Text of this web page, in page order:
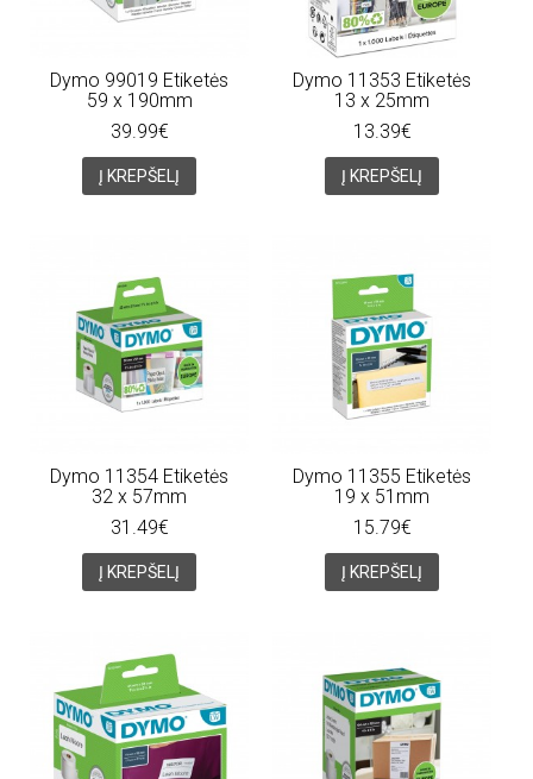
Dymo 99019 Etiketės
59 x 190mm
39.99€
Į KREPŠELĮ
Dymo 11353 Etiketės
13 x 25mm
13.39€
Į KREPŠELĮ
Dymo 11354 Etiketės
32 x 57mm
31.49€
Į KREPŠELĮ
Dymo 11355 Etiketės
19 x 51mm
15.79€
Į KREPŠELĮ